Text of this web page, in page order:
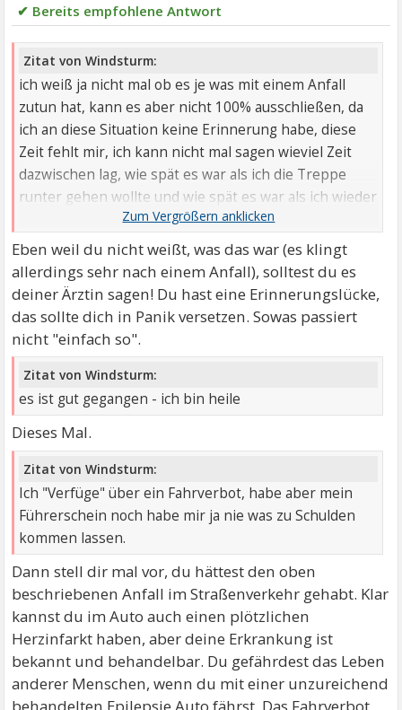
✔ Bereits empfohlene Antwort
Zitat von Windsturm:
ich weiß ja nicht mal ob es je was mit einem Anfall
zutun hat, kann es aber nicht 100% ausschließen, da
ich an diese Situation keine Erinnerung habe, diese
Zeit fehlt mir, ich kann nicht mal sagen wieviel Zeit
dazwischen lag, wie spät es war als ich die Treppe
runter gehen wollte und wie spät es war als ich wieder
zu mir kam, alles wie weg gelöscht. Da ich aber nicht
weiß was das war und es auch nicht mehr
nachvollziehbar ist, brauche ich da auch nicht meine
Neurologin in Panik versetzen und der das erzählen
Eben weil du nicht weißt, was das war (es klingt
allerdings sehr nach einem Anfall), solltest du es
deiner Ärztin sagen! Du hast eine Erinnerungslücke,
das sollte dich in Panik versetzen. Sowas passiert
nicht "einfach so".
Zitat von Windsturm:
es ist gut gegangen - ich bin heile
Dieses Mal.
Zitat von Windsturm:
Ich "Verfüge" über ein Fahrverbot, habe aber mein
Führerschein noch habe mir ja nie was zu Schulden
kommen lassen.
Dann stell dir mal vor, du hättest den oben
beschriebenen Anfall im Straßenverkehr gehabt. Klar
kannst du im Auto auch einen plötzlichen
Herzinfarkt haben, aber deine Erkrankung ist
bekannt und behandelbar. Du gefährdest das Leben
anderer Menschen, wenn du mit einer unzureichend